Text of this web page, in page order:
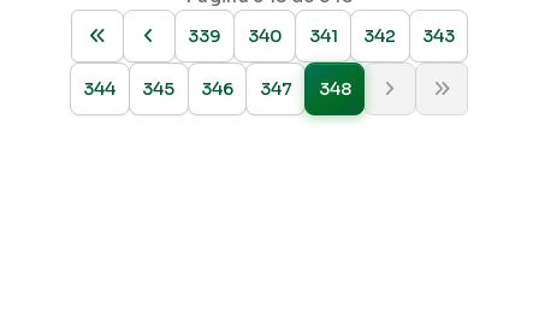
339
340 341 342 343
344 345 346 347 348